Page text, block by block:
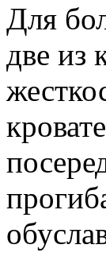
Для
две из